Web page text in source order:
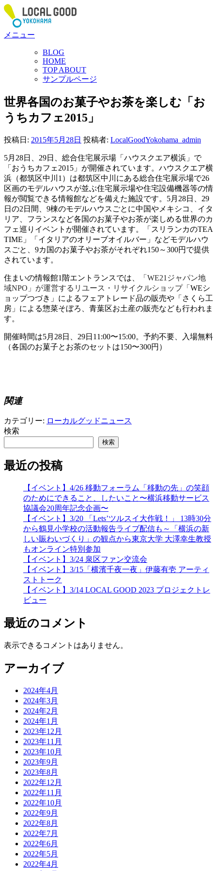
コ
ン
ン
プ
メニュー
BLOG
HOME
TOP ABOUT
サンプルページ
世界各国のお菓子やお茶を楽しむ「お
うちカフェ2015」
投稿日: 2015年5月28日 投稿者: LocalGoodYokohama_admin
5月28日、29日、総合住宅展示場「ハウスクエア横浜」で
「おうちカフェ2015」が開催されています。 ハウスクエア横
浜（都筑区中川1 ）は都筑区中川にある総合住宅展示場で26
区画のモデルハウスが並ぶ住宅展示場や住宅設備機器等の情
報が閲覧できる情報館などを備えた施設です。5月28日、29
日の2日間、9棟のモデルハウスごとに中国やメキシコ、イタ
リア、フランスなど各国のお菓子やお茶が楽しめる世界のカ
フェ巡りイベントが開催されています。「スリランカのTEA
TIME」「イタリアのオリーブオイルバー」などモデルハウ
スごと、9カ国のお菓子やお茶がそれぞれ150～300円で提供
されています。
住まいの情報館1階エントランスでは、
「WE21ジャパン地
域NPO」が運営する リユース・リサイクルショップ「 WEシ
ョップつづき」によるフェアトレード品の販売や「さくら工
房」による惣菜そぼろ、青葉区お土産の販売なども行われま
す。
開催時間は5月28日、29日11:00〜15:00。予約不要、入場無料
（各国のお菓子とお茶のセットは150〜300円 ）
関連
カテゴリー: ローカルグッドニュース
検索
検索
最近の投稿
【イベント】4/26 移動フォーラム「移動の先」の笑顔
のためにできること、したいこと〜横浜移動サービス
協議会20周年記念企画〜
【イベント】3/20 「Lets’ツルスイ大作戦！」 13時30分
から鶴見小学校の活動報告ライブ配信も～「横浜の新
しい賑わいづくり」の観点から東京大学 大澤幸生教授
もオンライン特別参加
【イベント】3/24 泉区ファン交流会
【イベント】3/15「横濱千夜一夜」伊藤有壱 アーティ
ストトーク
【イベント】3/14 LOCAL GOOD 2023 プロジェクトレ
ビュー
最近のコメント
表示できるコメントはありません。
アーカイブ
2024年4月
2024年3月
2024年2月
2024年1月
2023年12月
2023年11月
2023年10月
2023年9月
2023年8月
2022年12月
2022年11月
2022年10月
2022年9月
2022年8月
2022年7月
2022年6月
2022年5月
2022年4月